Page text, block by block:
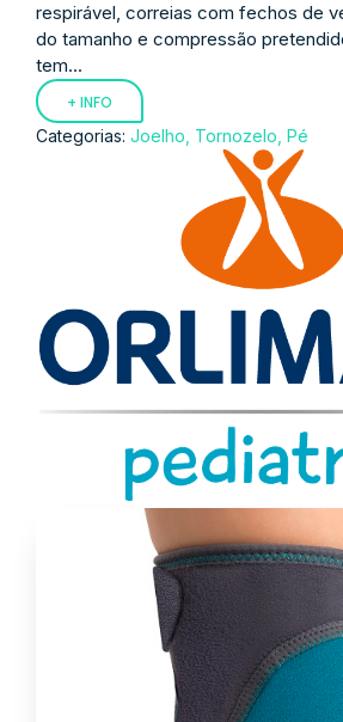
respirável, correias com fechos de
do tamanho e compressão
tem...
+ INFO
Categorias: Joelho, Tornozelo, Pé